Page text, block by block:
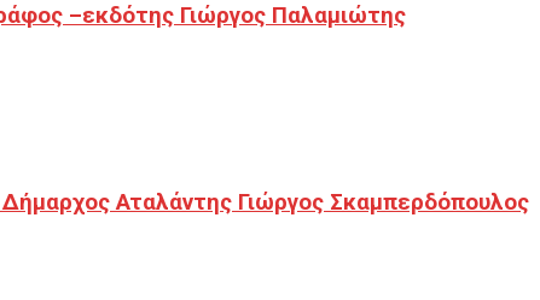
–εκδότης Γιώργος Παλαμιώτης
Αταλάντης Γιώργος Σκαμπερδόπουλος